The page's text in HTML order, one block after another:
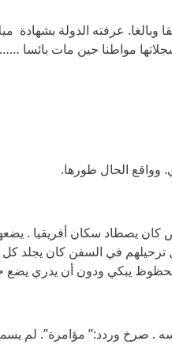
وبالغا. عرفته الدولة بشهادة
مواطنا حين مات بائسا
الحال طورها.
كان يصطاد سكان أفريقيا .
في السفن كان يجلد كل
يبكي ودون أن يدري يضع
. صرخ وردد:” مؤامرة”. لم